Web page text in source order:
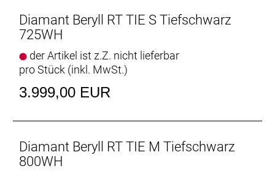
Walkassist: Ja
Diamant Beryll RT TIE S Tiefschwarz
725WH
der Artikel ist z.Z. nicht lieferbar
pro Stück (inkl. MwSt.)
3.999,00 EUR
Diamant Beryll RT TIE M Tiefschwarz
800WH